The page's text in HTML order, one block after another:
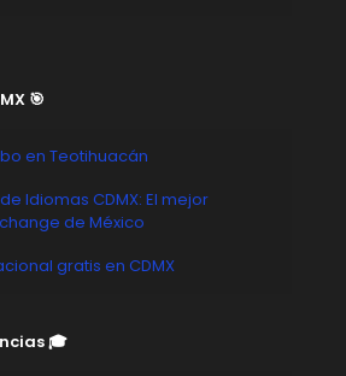
🎯
en Teotihuacán
Idiomas CDMX: El mejor
de México
gratis en CDMX
🎓